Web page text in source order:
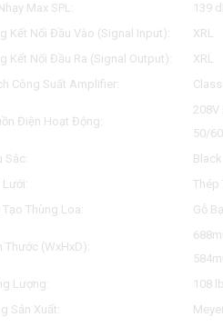
Max SPL:
139
Kết Nối Đầu Vào (Signal Input):
XRL
Kết Nối Đầu Ra (Signal Output):
XRL
Công Suất Amplifier:
Điện Hoạt Động:
208V
50/
Sắc:
Black
Lưới:
Thép
Tạo Thùng Loa:
Gỗ
Thước (WxHxD):
Lượng:
108
Sản Xuất: